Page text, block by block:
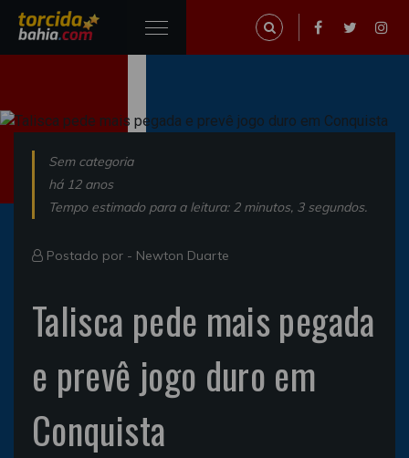
Sem categoria
há 12 anos
Tempo estimado para a leitura: 2 minutos, 3 segundos.
Postado por - Newton Duarte
Talisca pede mais pegada
e prevê jogo duro em
Conquista